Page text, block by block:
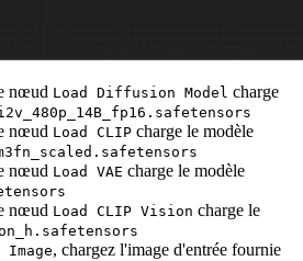
nœud Load Diffusion Model charge
nœud Load CLIP charge le modèle
nœud Load VAE charge le modèle
nœud Load CLIP Vision charge le
Image, chargez l'image d'entrée fournie